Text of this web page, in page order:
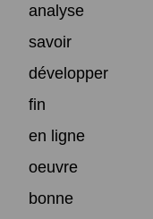
analyse
savoir
développer
fin
en ligne
oeuvre
bonne